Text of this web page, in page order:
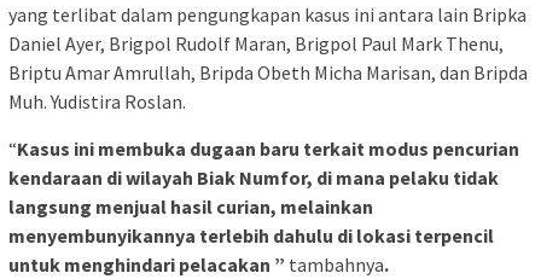
yang terlibat dalam pengungkapan kasus ini antara lain Bripka
Daniel Ayer, Brigpol Rudolf Maran, Brigpol Paul Mark Thenu,
Briptu Amar Amrullah, Bripda Obeth Micha Marisan, dan Bripda
Muh. Yudistira Roslan.
“Kasus ini membuka dugaan baru terkait modus pencurian
kendaraan di wilayah Biak Numfor, di mana pelaku tidak
langsung menjual hasil curian, melainkan
menyembunyikannya terlebih dahulu di lokasi terpencil
untuk menghindari pelacakan ” tambahnya.